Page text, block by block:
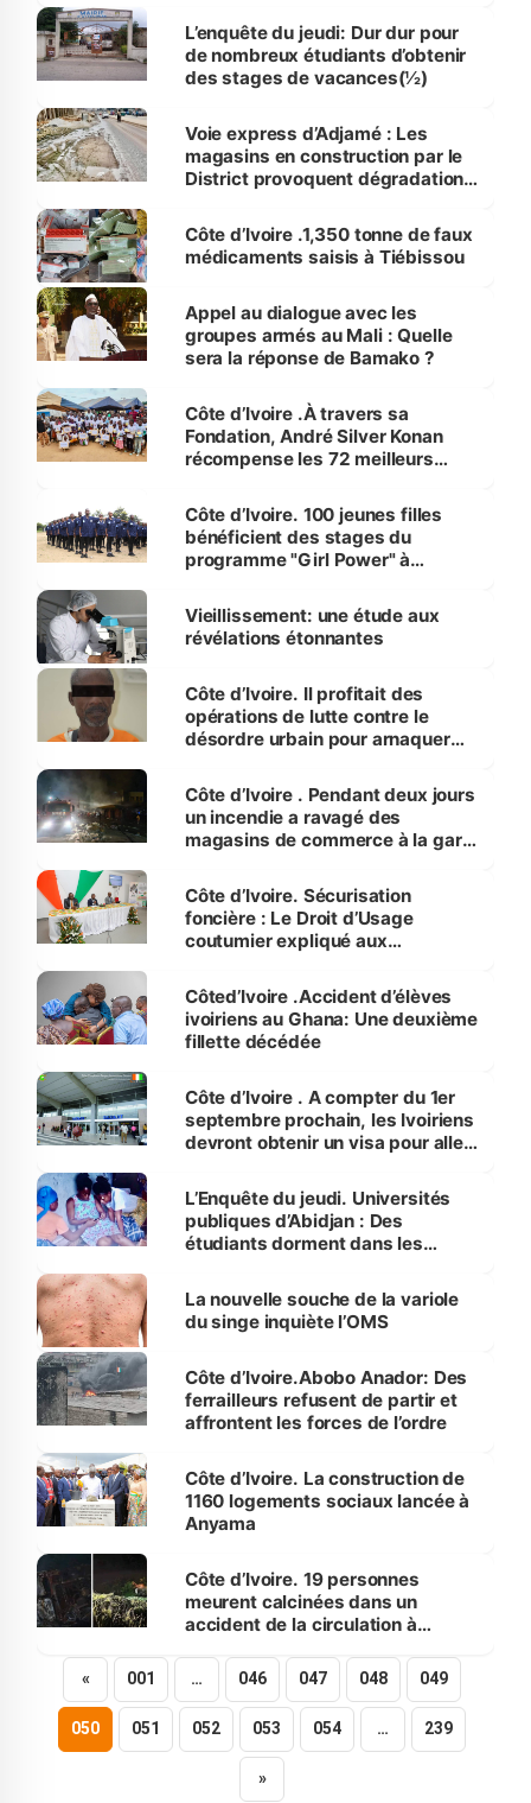
L’enquête du jeudi: Dur dur pour
de nombreux étudiants d’obtenir
des stages de vacances(½)
Voie express d’Adjamé : Les
magasins en construction par le
District provoquent dégradations
Côte d’Ivoire .1,350 tonne de faux
médicaments saisis à Tiébissou
Appel au dialogue avec les
groupes armés au Mali : Quelle
sera la réponse de Bamako ?
Côte d’Ivoire .À travers sa
Fondation, André Silver Konan
récompense les 72 meilleurs
Côte d’Ivoire. 100 jeunes filles
bénéficient des stages du
programme "Girl Power" à
Vieillissement: une étude aux
révélations étonnantes
Côte d’Ivoire. Il profitait des
opérations de lutte contre le
désordre urbain pour arnaquer
Côte d’Ivoire . Pendant deux jours
un incendie a ravagé des
magasins de commerce à la gare
Côte d’Ivoire. Sécurisation
foncière : Le Droit d’Usage
coutumier expliqué aux
Côted’Ivoire .Accident d’élèves
ivoiriens au Ghana: Une deuxième
fillette décédée
Côte d’Ivoire . A compter du 1er
septembre prochain, les Ivoiriens
devront obtenir un visa pour aller
L’Enquête du jeudi. Universités
publiques d’Abidjan : Des
étudiants dorment dans les
chambres.
La nouvelle souche de la variole
du singe inquiète l’OMS
Côte d’Ivoire.Abobo Anador: Des
ferrailleurs refusent de partir et
affrontent les forces de l’ordre
Côte d’Ivoire. La construction de
1160 logements sociaux lancée à
Anyama
Côte d’Ivoire. 19 personnes
meurent calcinées dans un
accident de la circulation à
« 001 … 046 047 048 049
050 051 052 053 054 … 239
»